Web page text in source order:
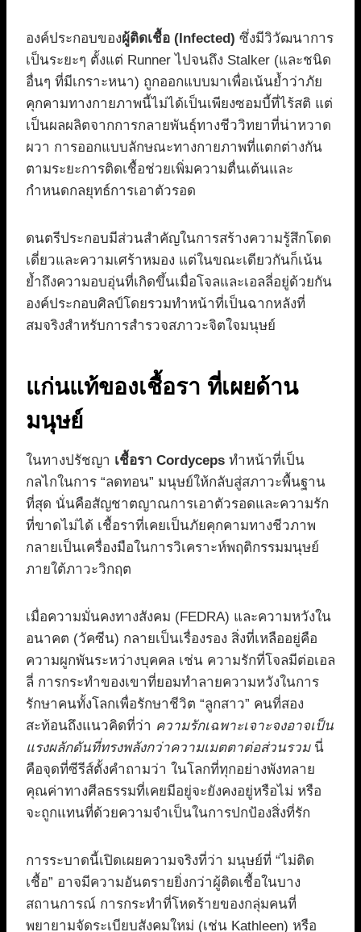
องค์ประกอบของผู้ติดเชื้อ (Infected) ซึ่งมีวิวัฒนาการ
เป็นระยะๆ ตั้งแต่ Runner ไปจนถึง Stalker (และชนิด
อื่นๆ ที่มีเกราะหนา) ถูกออกแบบมาเพื่อเน้นย้ำว่าภัย
คุกคามทางกายภาพนี้ไม่ได้เป็นเพียงซอมบี้ที่ไร้สติ แต่
เป็นผลผลิตจากการกลายพันธุ์ทางชีววิทยาที่น่าหวาด
ผวา การออกแบบลักษณะทางกายภาพที่แตกต่างกัน
ตามระยะการติดเชื้อช่วยเพิ่มความตื่นเต้นและ
กำหนดกลยุทธ์การเอาตัวรอด
ดนตรีประกอบมีส่วนสำคัญในการสร้างความรู้สึกโดด
เดี่ยวและความเศร้าหมอง แต่ในขณะเดียวกันก็เน้น
ย้ำถึงความอบอุ่นที่เกิดขึ้นเมื่อโจลและเอลลี่อยู่ด้วยกัน
องค์ประกอบศิลป์โดยรวมทำหน้าที่เป็นฉากหลังที่
สมจริงสำหรับการสำรวจสภาวะจิตใจมนุษย์
แก่นแท้ของเชื้อรา ที่เผยด้าน
มนุษย์
ในทางปรัชญา เชื้อรา Cordyceps ทำหน้าที่เป็น
กลไกในการ “ลดทอน” มนุษย์ให้กลับสู่สภาวะพื้นฐาน
ที่สุด นั่นคือสัญชาตญาณการเอาตัวรอดและความรัก
ที่ขาดไม่ได้ เชื้อราที่เคยเป็นภัยคุกคามทางชีวภาพ
กลายเป็นเครื่องมือในการวิเคราะห์พฤติกรรมมนุษย์
ภายใต้ภาวะวิกฤต
เมื่อความมั่นคงทางสังคม (FEDRA) และความหวังใน
อนาคต (วัคซีน) กลายเป็นเรื่องรอง สิ่งที่เหลืออยู่คือ
ความผูกพันระหว่างบุคคล เช่น ความรักที่โจลมีต่อเอล
ลี่ การกระทำของเขาที่ยอมทำลายความหวังในการ
รักษาคนทั้งโลกเพื่อรักษาชีวิต “ลูกสาว” คนที่สอง
สะท้อนถึงแนวคิดที่ว่า ความรักเฉพาะเจาะจงอาจเป็น
แรงผลักดันที่ทรงพลังกว่าความเมตตาต่อส่วนรวมนี่
คือจุดที่ซีรีส์ตั้งคำถามว่า ในโลกที่ทุกอย่างพังทลาย
คุณค่าทางศีลธรรมที่เคยมีอยู่จะยังคงอยู่หรือไม่ หรือ
จะถูกแทนที่ด้วยความจำเป็นในการปกป้องสิ่งที่รัก
การระบาดนี้เปิดเผยความจริงที่ว่า มนุษย์ที่ “ไม่ติด
เชื้อ” อาจมีความอันตรายยิ่งกว่าผู้ติดเชื้อในบาง
สถานการณ์ การกระทำที่โหดร้ายของกลุ่มคนที่
พยายามจัดระเบียบสังคมใหม่ (เช่น Kathleen) หรือ